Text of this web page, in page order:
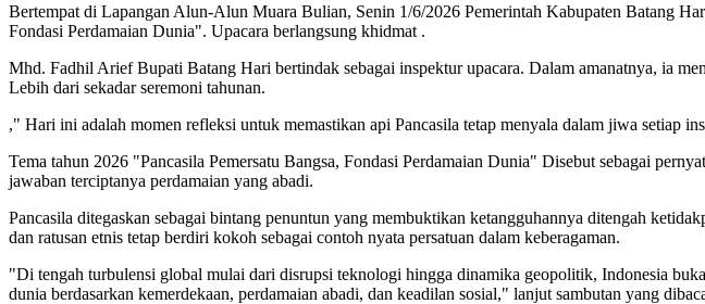
Bertempat di Lapangan Alun-Alun Muara Bulian, Senin 1/6/2026 Pemerintah Kabupaten Batang
Fondasi Perdamaian Dunia". Upacara berlangsung khidmat .
Mhd. Fadhil Arief Bupati Batang Hari bertindak sebagai inspektur upacara. Dalam amanatnya, ia
Lebih dari sekadar seremoni tahunan.
," Hari ini adalah momen refleksi untuk memastikan api Pancasila tetap menyala dalam jiwa setiap
Tema tahun 2026 "Pancasila Pemersatu Bangsa, Fondasi Perdamaian Dunia" Disebut sebagai
jawaban terciptanya perdamaian yang abadi.
Pancasila ditegaskan sebagai bintang penuntun yang membuktikan ketangguhannya ditengah
dan ratusan etnis tetap berdiri kokoh sebagai contoh nyata persatuan dalam keberagaman.
"Di tengah turbulensi global mulai dari disrupsi teknologi hingga dinamika geopolitik, Indonesia
dunia berdasarkan kemerdekaan, perdamaian abadi, dan keadilan sosial," lanjut sambutan yang